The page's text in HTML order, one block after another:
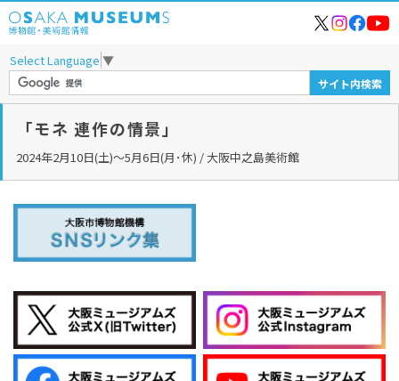
Select Language ▼
「モネ 連作の情景」
2024年2月10日(土)～5月6日(月･休) / 大阪中之島美術館